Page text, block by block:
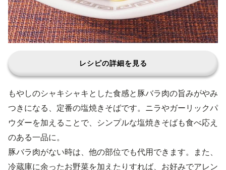
レシピの詳細を見る
もやしのシャキシャキとした食感と豚バラ肉の旨みがやみ
つきになる、定番の塩焼きそばです。ニラやガーリックパ
ウダーを加えることで、シンプルな塩焼きそばも食べ応え
のある一品に。
豚バラ肉がない時は、他の部位でも代用できます。また、
冷蔵庫に余ったお野菜を加えたりすれば、お好みでアレン